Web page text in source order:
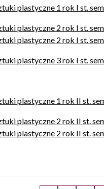
plastyczne 1 rok I st.
plastyczne 2 rok I st.
plastyczne 2 rok I st.
plastyczne 3 rok I st.
plastyczne 1 rok II st.
plastyczne 2 rok II st.
plastyczne 2 rok II st.